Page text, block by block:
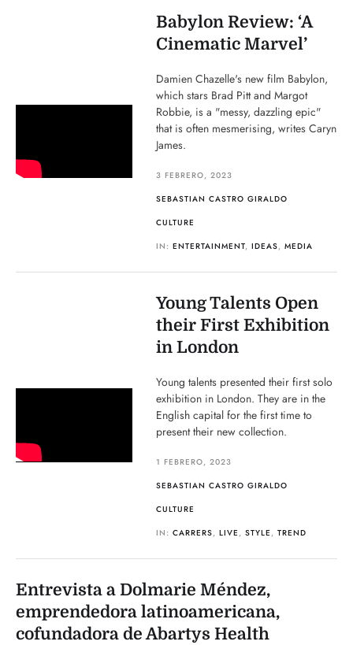
Babylon Review: ‘A
Cinematic Marvel’
Damien Chazelle's new film Babylon,
which stars Brad Pitt and Margot
Robbie, is a "messy, dazzling epic"
that is often mesmerising, writes Caryn
James.
3 FEBRERO, 2023
SEBASTIAN CASTRO GIRALDO
CULTURE
IN:ENTERTAINMENT,IDEAS,MEDIA
Young Talents Open
their First Exhibition
in London
Young talents presented their first solo
exhibition in London. They are in the
English capital for the first time to
present their new collection.
1 FEBRERO, 2023
SEBASTIAN CASTRO GIRALDO
CULTURE
IN:CARRERS,LIVE ,STYLE ,TREND
Entrevista a Dolmarie Méndez,
emprendedora latinoamericana,
cofundadora de Abartys Health